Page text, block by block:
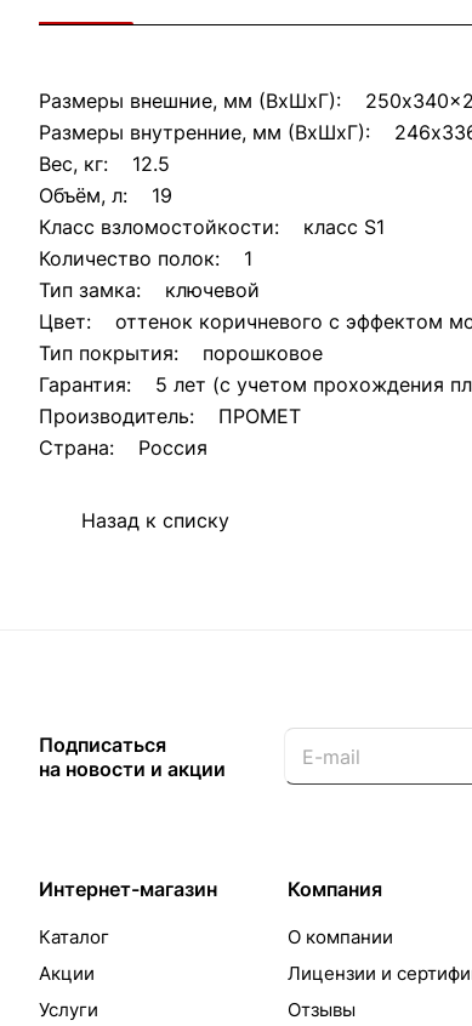
Размеры внешние, мм (ВхШхГ):
Размеры внутренние, мм (ВхШхГ):
Вес, кг: 12.5
Объём, л: 19
Класс взломостойкости: класс S1
Количество полок: 1
Тип замка: ключевой
Цвет: оттенок коричневого с эффектом
Тип покрытия: порошковое
Гарантия: 5 лет (с учетом прохождения
Производитель: ПРОМЕТ
Страна: Россия
Назад к списку
Подписаться
на новости и акции
Интернет-магазин
Каталог
Акции
Услуги
Компания
О компании
Лицензии и
Отзывы